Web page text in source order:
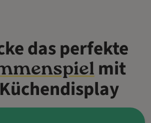
das perfekte
mit